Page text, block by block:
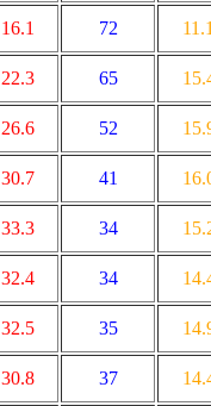
16.1 72
22.3 65
26.6 52
30.7 41
33.3 34
32.4 34
32.5 35
30.8 37